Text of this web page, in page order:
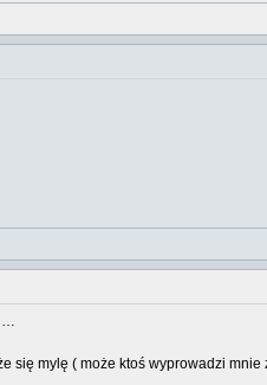
…
się mylę ( może ktoś wyprowadzi